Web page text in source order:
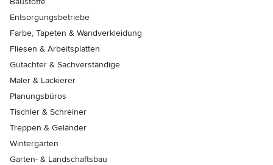
Entsorgungsbetriebe
Farbe, Tapeten & Wandverkleidung
Fliesen & Arbeitsplatten
Gutachter & Sachverständige
Maler & Lackierer
Planungsbüros
Tischler & Schreiner
Treppen & Geländer
Wintergärten
Garten- & Landschaftsbau